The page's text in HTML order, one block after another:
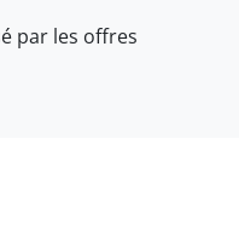
par les offres